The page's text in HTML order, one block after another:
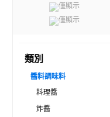
僅顯示
僅顯示
類別
醬料調味料
料理醬
炸醬